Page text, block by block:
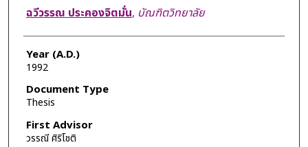
Author
ฉวีวรรณ ประคองจิตมั่น, บัณฑิตวิทยาลัย
Year (A.D.)
1992
Document Type
Thesis
First Advisor
วรรณี ศิริโชติ